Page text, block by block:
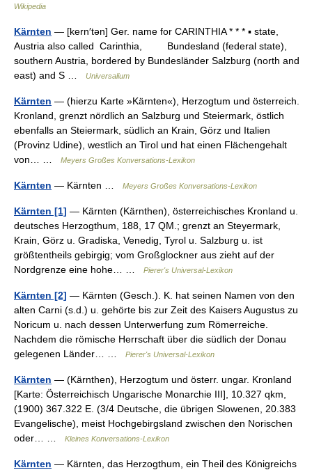
Wikipedia
Kärnten — [kern′tən] Ger. name for CARINTHIA * * * ▪ state,
Austria also called Carinthia, Bundesland (federal state),
southern Austria, bordered by Bundesländer Salzburg (north and
east) and S …
Universalium
Kärnten — (hierzu Karte »Kärnten«), Herzogtum und österreich.
Kronland, grenzt nördlich an Salzburg und Steiermark, östlich
ebenfalls an Steiermark, südlich an Krain, Görz und Italien
(Provinz Udine), westlich an Tirol und hat einen Flächengehalt
von… …
Meyers Großes Konversations-Lexikon
Kärnten — Kärnten … Meyers Großes Konversations-Lexikon
Kärnten [1] — Kärnten (Kärnthen), österreichisches Kronland u.
deutsches Herzogthum, 188, 17 QM.; grenzt an Steyermark,
Krain, Görz u. Gradiska, Venedig, Tyrol u. Salzburg u. ist
größtentheils gebirgig; vom Großglockner aus zieht auf der
Nordgrenze eine hohe… …
Pierer's Universal-Lexikon
Kärnten [2] — Kärnten (Gesch.). K. hat seinen Namen von den
alten Carni (s.d.) u. gehörte bis zur Zeit des Kaisers Augustus zu
Noricum u. nach dessen Unterwerfung zum Römerreiche.
Nachdem die römische Herrschaft über die südlich der Donau
gelegenen Länder… …
Pierer's Universal-Lexikon
Kärnten — (Kärnthen), Herzogtum und österr. ungar. Kronland
[Karte: Österreichisch Ungarische Monarchie III], 10.327 qkm,
(1900) 367.322 E. (3/4 Deutsche, die übrigen Slowenen, 20.383
Evangelische), meist Hochgebirgsland zwischen den Norischen
oder… …
Kleines Konversations-Lexikon
Kärnten — Kärnten, das Herzogthum, ein Theil des Königreichs